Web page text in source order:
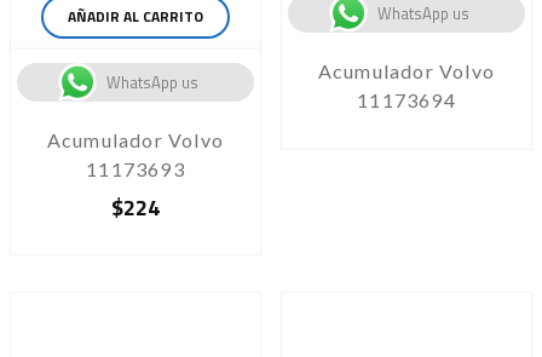
AÑADIR AL CARRITO
WhatsApp us
Acumulador Volvo
11173693
$224
WhatsApp us
Acumulador Volvo
11173694